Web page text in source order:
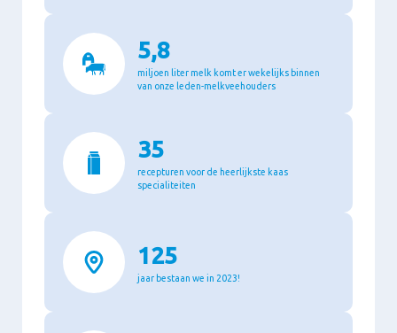
5,8
miljoen liter melk komt er wekelijks binnen
van onze leden-melkveehouders
35
recepturen voor de heerlijkste kaas
specialiteiten
125
jaar bestaan we in 2023!